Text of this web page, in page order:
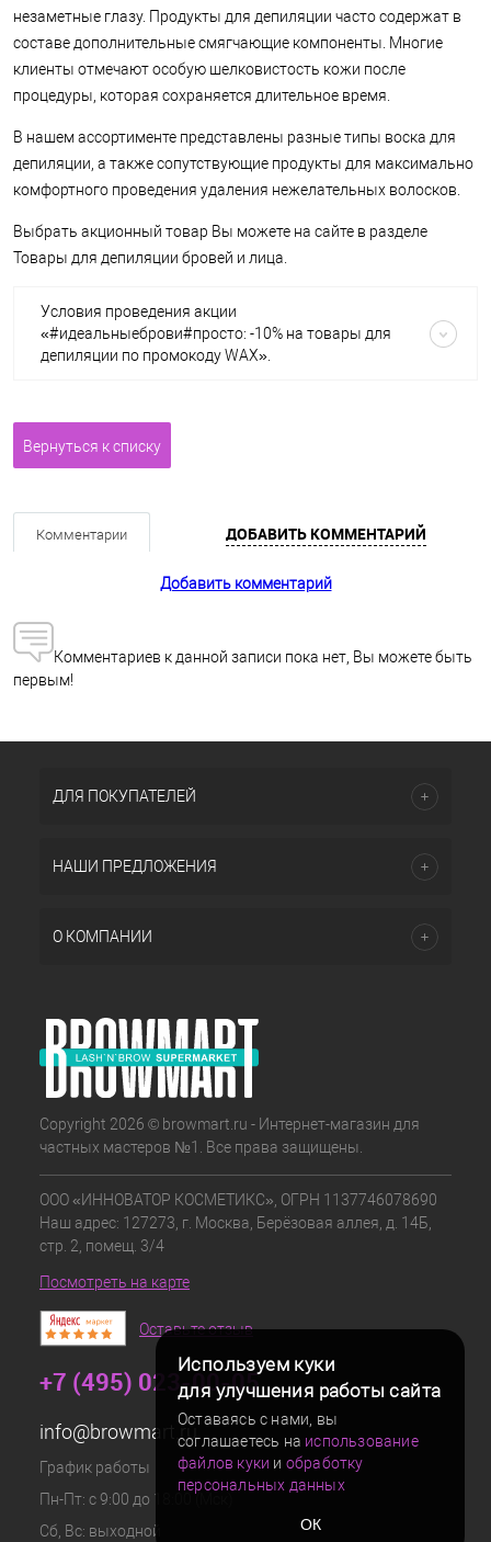
незаметные глазу. Продукты для депиляции часто содержат в
составе дополнительные смягчающие компоненты. Многие
клиенты отмечают особую шелковистость кожи после
процедуры, которая сохраняется длительное время.
В нашем ассортименте представлены разные типы воска для
депиляции, а также сопутствующие продукты для максимально
комфортного проведения удаления нежелательных волосков.
Выбрать акционный товар Вы можете на сайте в разделе
Товары для депиляции бровей и лица.
Условия проведения акции
«#идеальныеброви#просто: -10% на товары для
депиляции по промокоду WAX».
Вернуться к списку
Комментарии ДОБАВИТЬ КОММЕНТАРИЙ
Добавить комментарий
Комментариев к данной записи пока нет, Вы можете быть
первым!
Используем куки
для улучшения работы сайта
Оставаясь с нами, вы
соглашаетесь на использование
файлов куки и обработку
персональных данных
ОК
ДЛЯ ПОКУПАТЕЛЕЙ
НАШИ ПРЕДЛОЖЕНИЯ
О КОМПАНИИ
Copyright 2026 © browmart.ru - Интернет-магазин для
частных мастеров №1. Все права защищены.
ООО «ИННОВАТОР КОСМЕТИКС», ОГРН 1137746078690
Наш адрес: 127273, г. Москва, Берёзовая аллея, д. 14Б,
стр. 2, помещ. 3/4
Посмотреть на карте
Оставьте отзыв
+7 (495) 023-00-05
info@browmart.ru
График работы
Пн-Пт: с 9:00 до 18:00 (Мск)
Сб, Вс: выходной